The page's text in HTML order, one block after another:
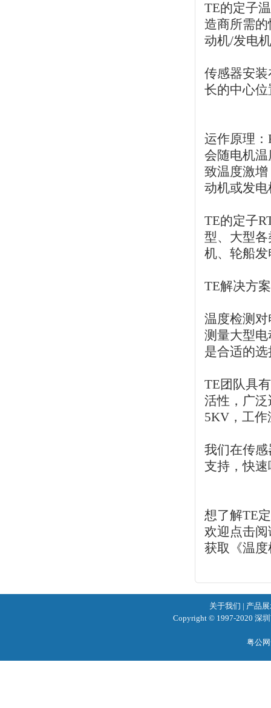
TE的定子
造商所需
动机/发电
传感器安
长的中心
运作原理
会随电机
致温度激
动机或发
TE的定子
型、大型
机、轮船
TE解决方
温度检测
测量大型
是合适的
TE团队具
活性，广
5KV，工作
我们在传
支持，快
想了解TE
欢迎点击
获取《温
关于我们 | 产品
Copyright © 1997-2020 深
粤公